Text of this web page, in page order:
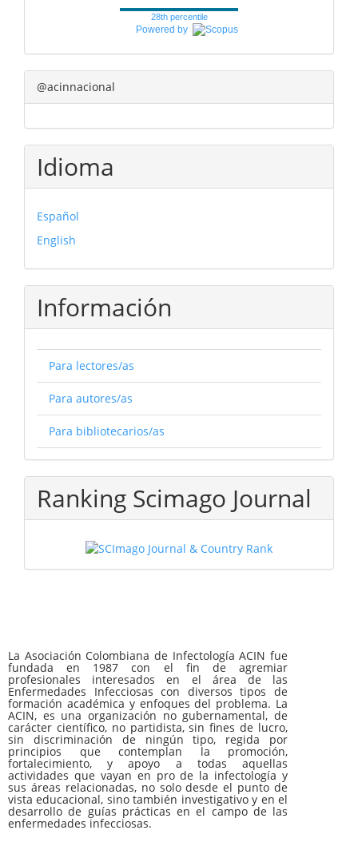
28th percentile
Powered by
@acinnacional
Idioma
Español
English
Información
Para lectores/as
Para autores/as
Para bibliotecarios/as
Ranking Scimago Journal
La Asociación Colombiana de Infectología ACIN fue
fundada en 1987 con el fin de agremiar
profesionales interesados en el área de las
Enfermedades Infecciosas con diversos tipos de
formación académica y enfoques del problema. La
ACIN, es una organización no gubernamental, de
carácter científico, no partidista, sin fines de lucro,
sin discriminación de ningún tipo, regida por
principios que contemplan la promoción,
fortalecimiento, y apoyo a todas aquellas
actividades que vayan en pro de la infectología y
sus áreas relacionadas, no solo desde el punto de
vista educacional, sino también investigativo y en el
desarrollo de guías prácticas en el campo de las
enfermedades infecciosas.